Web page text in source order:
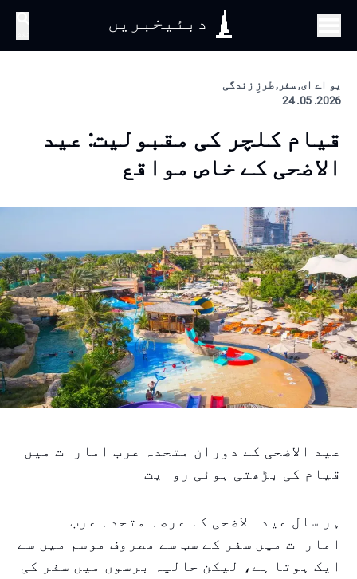
دبئیخبریں
یو اے ای, سفر, طرزِ زندگی
2026. 05. 24
قیام کلچر کی مقبولیت: عید
الاضحی کے خاص مواقع
عید الاضحی کے دوران متحدہ عرب امارات میں
قیام کی بڑھتی ہوئی روایت
ہر سال عید الاضحی کا عرصہ متحدہ عرب
امارات میں سفر کے سب سے مصروف موسم میں سے
ایک ہوتا ہے، لیکن حالیہ برسوں میں سفر کی